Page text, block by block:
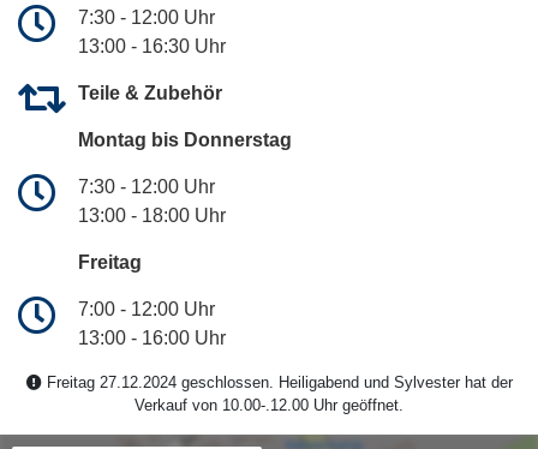
7:30 - 12:00 Uhr
13:00 - 16:30 Uhr
Teile & Zubehör
Montag bis Donnerstag
7:30 - 12:00 Uhr
13:00 - 18:00 Uhr
Freitag
7:00 - 12:00 Uhr
13:00 - 16:00 Uhr
Freitag 27.12.2024 geschlossen. Heiligabend und Sylvester hat der
Verkauf von 10.00-.12.00 Uhr geöffnet.